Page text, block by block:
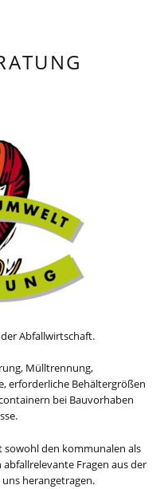
Abfallwirtschaft.
Mülltrennung,
erforderliche Behältergrößen
bei Bauvorhaben
den kommunalen als
Fragen aus der
herangetragen.